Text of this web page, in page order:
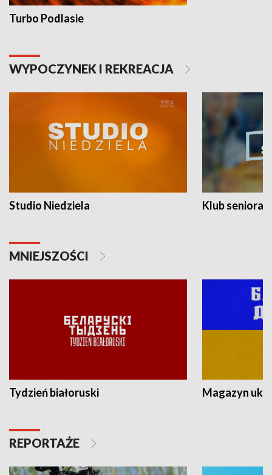
Turbo Podlasie
WYPOCZYNEK I REKREACJA
Studio Niedziela Klub seniora
MNIEJSZOŚCI
Tydzień białoruski Magazyn
REPORTAŻE